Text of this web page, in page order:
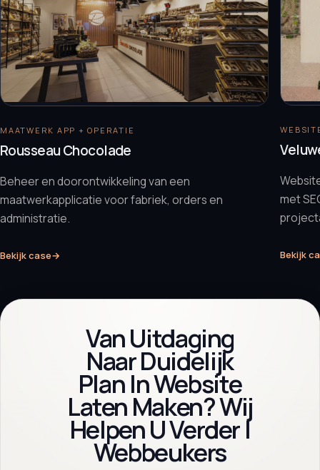
MAATWERK APP + OPERATIE
Rousseau Chocolade
Beheer en doorontwikkeling van een
maatwerkapplicatie voor fabriek, orders en
administratie.
Bekijk case→
met
Bekijk
Van Uitdaging
Naar Duidelijk
Plan In Website
Laten Maken? Wij
Helpen U Verder |
Webbeukers